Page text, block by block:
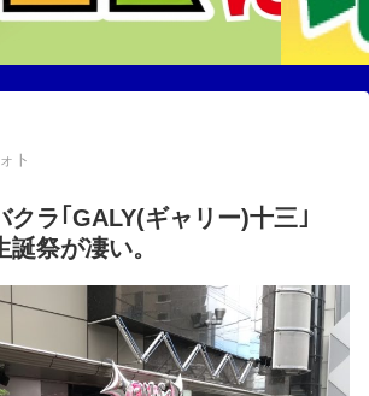
ト
クラ｢GALY(ギャリー)十三｣
祭が凄い。